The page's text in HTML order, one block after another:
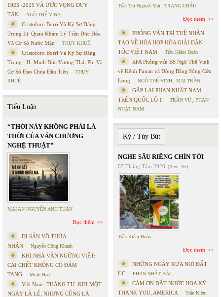
1923 -2025 VÀ ƯỚC VỌNG DUY
TÂN
NGÔ THẾ VINH
Cristoforo Borri Và Ký Sự Đàng
Trong Iii. Quan Khám Lý Trần Đức Hòa
Và Cơ Sở Nước Mặn
THỤY KHUÊ
Cristoforo Borri Và Ký Sự Đàng
Trong - II. Minh Đức Vương Thái Phi Và
Cơ Sở Đạo Chúa Đầu Tiên
THỤY
KHUÊ
Tiểu Luận
“THỜI NÀY KHÔNG PHẢI LÀ
THỜI CỦA VĂN CHƯƠNG
NGHỆ THUẬT”
MAI AN NGUYỄN ANH TUẤN
Đọc thêm
DI SẢN VÔ THỪA
NHẬN
Nguyễn Công Khanh
KHI NHÀ VĂN NGỪNG VIẾT:
CÁI CHẾT KHÔNG CÓ ĐÁM
TANG
Minh Hạo
Việt Nam- THÁNG TƯ: KHI MỘT
NGÀY LÀ LỄ, NHƯNG CŨNG LÀ
Trần Thị Nguyệt Mai TRANG CHÂU
Đọc thêm
PHỎNG VẤN TRÍ TUỆ NHÂN
TẠO VỀ HÒA HỢP HÒA GIẢI DÂN
TỘC VIỆT NAM
Trần Kiêm Đoàn
RFA Phỏng vấn BS Ngô Thế Vinh
về Kênh Funan và Đồng Bằng Sông Cửu
Long
NGÔ THẾ VINH MAI TRẦN
GẶP LẠI PHAN NHẬT NAM
TRÊN QUỐC LỘ 1
TRẦN VŨ
PHAN
NHẬT NAM
Ký / Tùy Bút
NGHE SẦU RIÊNG CHÍN TỚI
07 Tháng Tám 2026 (Xem: 65)
Trần Kiêm Đoàn
Đọc thêm
NHỮNG NGÀY XƯA NƠI ĐẤT
ÚC
PHAN NHẬT BẮC
CÁM ƠN ĐẤT NƯỚC HOA KỲ -
THANK YOU, AMERICA
Trần Kiêm